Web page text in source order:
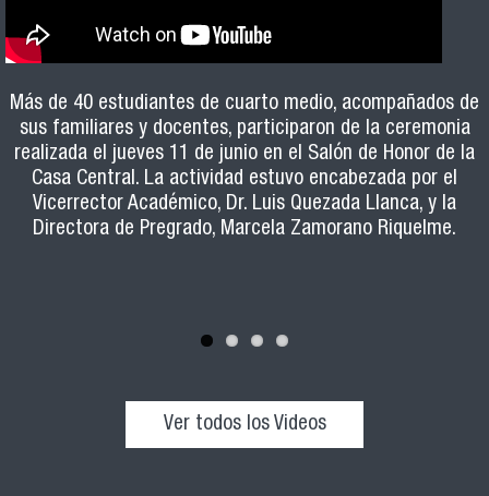
Más de 40 estudiantes de cuarto medio, acompañados de
sus familiares y docentes, participaron de la ceremonia
realizada el jueves 11 de junio en el Salón de Honor de la
Casa Central. La actividad estuvo encabezada por el
Vicerrector Académico, Dr. Luis Quezada Llanca, y la
Directora de Pregrado, Marcela Zamorano Riquelme.
Usach para participar en el ensayo PAES. Durante la
jornada, las y los jóvenes, y sus familiares que los
acompañaron, pudieron recorrer los diversos stands de la
Feria Expo-Usach y conocer la oferta académica,
beneficios y todo lo que ofrece nuestra casa de estudios.
El programa, impartido por el Departamento de Innovación
Educativa, se dicta desde hace 19 años y ha formado a
más de 1000 docentes Usach en el desarrollo de
habilidades pedagógicas.
Formación pedagógica, estrategias de retroalimentación y
herramientas prácticas para el aula son algunos de los
ejes de la Escuela de Ayudantes 2026, programa formativo
orientado a potenciar el rol de los y las estudiantes de la
Usach que ejercen ayudantías en distintas carreras.
Ver todos los Videos